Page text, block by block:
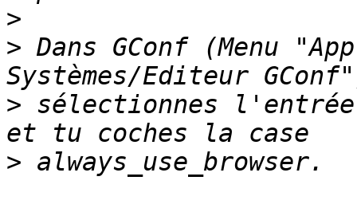
>
> Dans GConf (Menu
> sélectionnes
>